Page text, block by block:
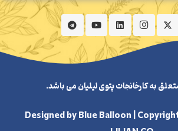
به کارخانجات پتوی لیلیان می باشد.
Designed byBlue Balloon|